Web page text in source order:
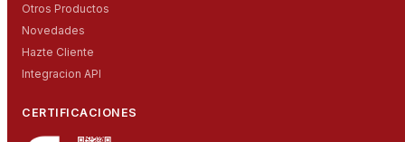
Otros Productos
Novedades
Hazte Cliente
Integracion API
CERTIFICACIONES